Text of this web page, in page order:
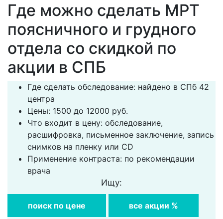
Где можно сделать МРТ
поясничного и грудного
отдела со скидкой по
акции в СПБ
Где сделать обследование: найдено в СПб 42
центра
Цены: 1500 до 12000 руб.
Что входит в цену: обследование,
расшифровка, письменное заключение, запись
снимков на пленку или CD
Применение контраста: по рекомендации
врача
Ищу:
поиск по цене все акции %